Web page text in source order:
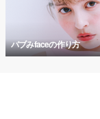
バブみfaceの作り方